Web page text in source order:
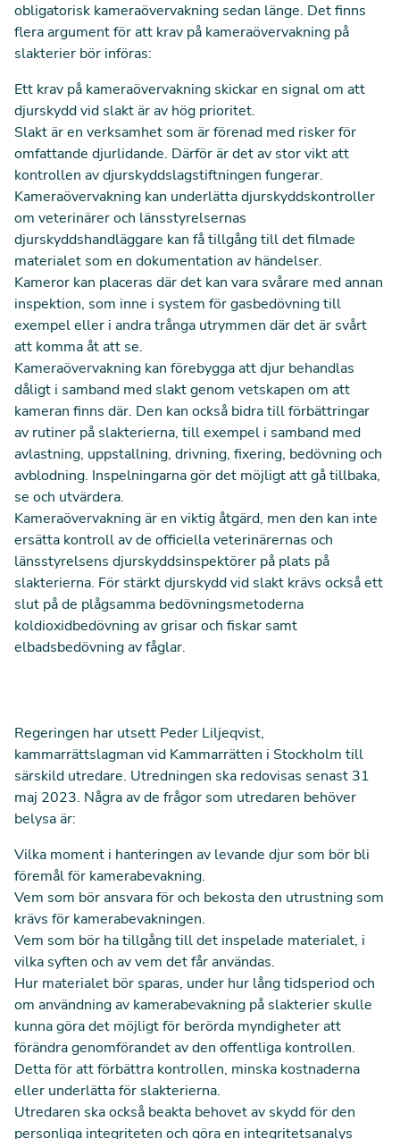
obligatorisk kameraövervakning sedan länge. Det finns
flera argument för att krav på kameraövervakning på
slakterier bör införas:
Ett krav på kameraövervakning skickar en signal om att
djurskydd vid slakt är av hög prioritet.
Slakt är en verksamhet som är förenad med risker för
omfattande djurlidande. Därför är det av stor vikt att
kontrollen av djurskyddslagstiftningen fungerar.
Kameraövervakning kan underlätta djurskyddskontroller
om veterinärer och länsstyrelsernas
djurskyddshandläggare kan få tillgång till det filmade
materialet som en dokumentation av händelser.
Kameror kan placeras där det kan vara svårare med annan
inspektion, som inne i system för gasbedövning till
exempel eller i andra trånga utrymmen där det är svårt
att komma åt att se.
Kameraövervakning kan förebygga att djur behandlas
dåligt i samband med slakt genom vetskapen om att
kameran finns där. Den kan också bidra till förbättringar
av rutiner på slakterierna, till exempel i samband med
avlastning, uppstallning, drivning, fixering, bedövning och
avblodning. Inspelningarna gör det möjligt att gå tillbaka,
se och utvärdera.
Kameraövervakning är en viktig åtgärd, men den kan inte
ersätta kontroll av de officiella veterinärernas och
länsstyrelsens djurskyddsinspektörer på plats på
slakterierna. För stärkt djurskydd vid slakt krävs också ett
slut på de plågsamma bedövningsmetoderna
koldioxidbedövning av grisar och fiskar samt
elbadsbedövning av fåglar.
Regeringen har utsett Peder Liljeqvist,
kammarrättslagman vid Kammarrätten i Stockholm till
särskild utredare. Utredningen ska redovisas senast 31
maj 2023. Några av de frågor som utredaren behöver
belysaär:
Vilka moment i hanteringen av levande djur som bör bli
föremål för kamerabevakning.
Vem som bör ansvara för och bekosta den utrustning som
krävs för kamerabevakningen.
Vem som bör ha tillgång till det inspelade materialet, i
vilka syften och av vem det får användas.
Hur materialet bör sparas, under hur lång tidsperiod och
om användning av kamerabevakning på slakterier skulle
kunna göra det möjligt för berörda myndigheter att
förändra genomförandet av den offentliga kontrollen.
Detta för att förbättra kontrollen, minska kostnaderna
eller underlätta för slakterierna.
Utredaren ska också beakta behovet av skydd för den
personliga integriteten och göra en integritetsanalys